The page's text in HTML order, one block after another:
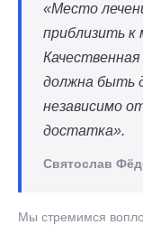
«Место
приблизить к
должна быть
независимо
достатка».
Святослав
Мы стремимся